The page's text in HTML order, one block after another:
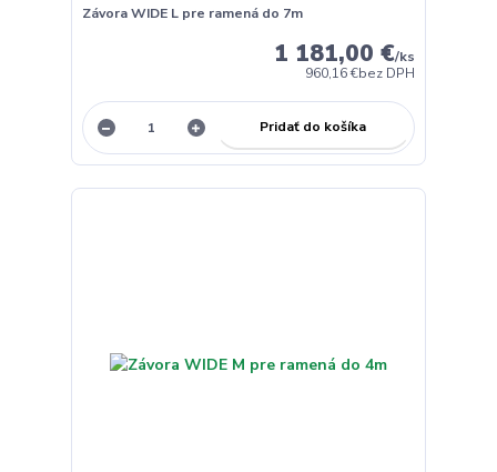
Závora WIDE L pre ramená do 7m
1 181,00 €/ks
960,16 €bez DPH
Pridať do košíka